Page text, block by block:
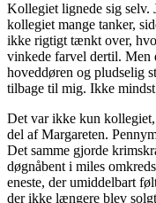
Kollegiet lignede sig selv.
kollegiet mange tanker,
ikke rigtigt tænkt over,
vinkede farvel dertil. Men
hoveddøren og pludselig
tilbage til mig. Ikke
Det var ikke kun
del af Margareten.
Det samme gjorde
døgnåbent i miles
eneste, der umiddelbart
der ikke længere blev